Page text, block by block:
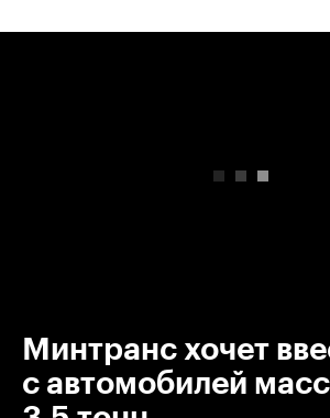
Минтранс хочет
с автомобилей